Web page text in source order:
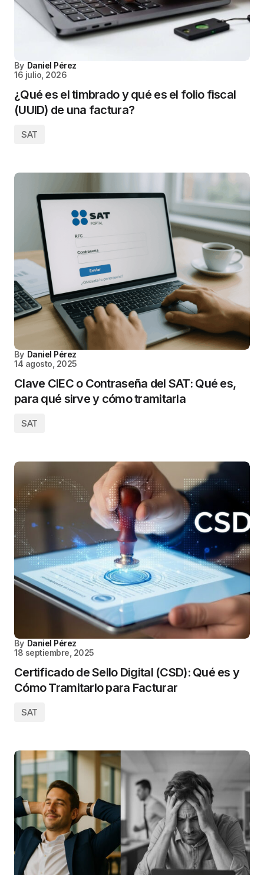
By Daniel Pérez
16 julio, 2026
¿Qué es el timbrado y qué es el folio fiscal
(UUID) de una factura?
SAT
By Daniel Pérez
14 agosto, 2025
Clave CIEC o Contraseña del SAT: Qué es,
para qué sirve y cómo tramitarla
SAT
By Daniel Pérez
18 septiembre, 2025
Certificado de Sello Digital (CSD): Qué es y
Cómo Tramitarlo para Facturar
SAT